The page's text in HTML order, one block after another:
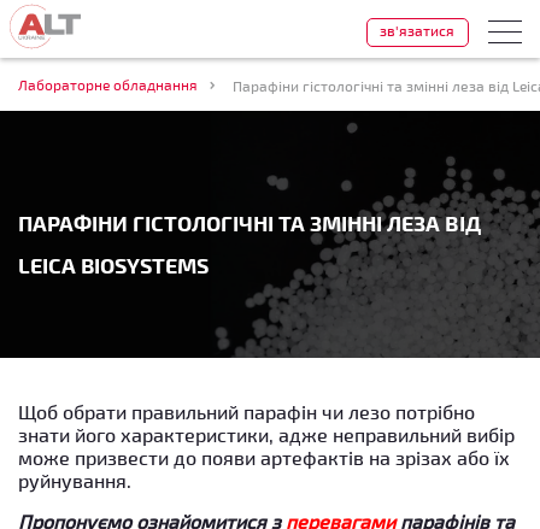
Лабораторне обладнання Парафіни гістологічні та змінні леза від
ПАРАФІНИ ГІСТОЛОГІЧНІ ТА ЗМІННІ ЛЕЗА ВІД
LEICA BIOSYSTEMS
зв'язатися
Щоб обрати правильний парафін чи лезо потрібно
знати його характеристики, адже неправильний вибір
може призвести до появи артефактів на зрізах або їх
руйнування.
Пропонуємо ознайомитися з перевагами парафінів та